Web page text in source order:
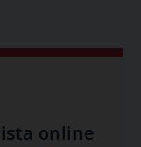
online